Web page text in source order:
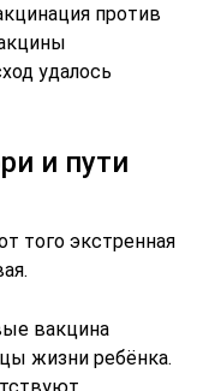
против
удалось
и пути
того экстренная
вакцина
жизни ребёнка.